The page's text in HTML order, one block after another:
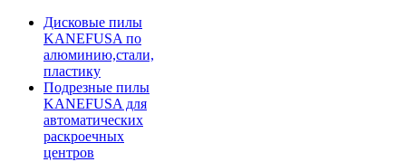
Дисковые пилы
KANEFUSA по
алюминию,стали,
пластику
Подрезные пилы
KANEFUSA для
автоматических
раскроечных
центров